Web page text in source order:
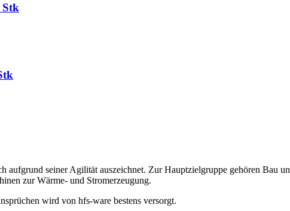
Stk
aufgrund seiner Agilität auszeichnet. Zur Hauptzielgruppe gehören Bau
zur Wärme- und Stromerzeugung.
wird von hfs-ware bestens versorgt.